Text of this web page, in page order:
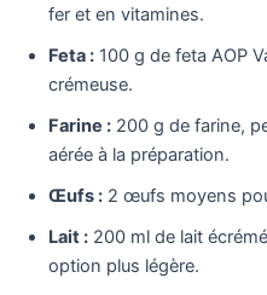
fer et en vitamines.
Feta : 100 g de feta AOP
crémeuse.
Farine : 200 g de farine,
aérée à la préparation.
Œufs : 2 œufs moyens
Lait : 200 ml de lait
option plus légère.